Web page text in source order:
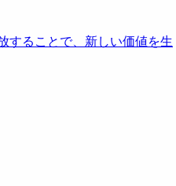
することで、新しい価値を生